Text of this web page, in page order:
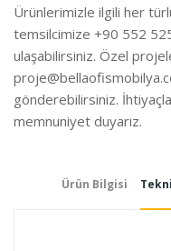
Ürünlerimizle ilgili her
temsilcimize +90 552
ulaşabilirsiniz. Özel
gönderebilirsiniz.
memnuniyet duyarız.
Ürün Bilgisi